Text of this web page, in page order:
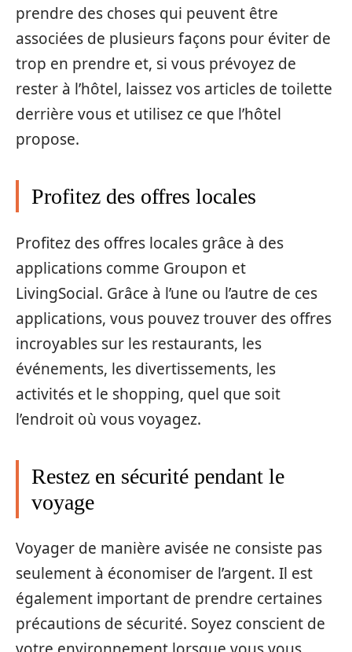
prendre des choses qui peuvent être
associées de plusieurs façons pour éviter de
trop en prendre et, si vous prévoyez de
rester à l’hôtel, laissez vos articles de toilette
derrière vous et utilisez ce que l’hôtel
propose.
Profitez des offres locales
Profitez des offres locales grâce à des
applications comme Groupon et
LivingSocial. Grâce à l’une ou l’autre de ces
applications, vous pouvez trouver des offres
incroyables sur les restaurants, les
événements, les divertissements, les
activités et le shopping, quel que soit
l’endroit où vous voyagez.
Restez en sécurité pendant le
voyage
Voyager de manière avisée ne consiste pas
seulement à économiser de l’argent. Il est
également important de prendre certaines
précautions de sécurité. Soyez conscient de